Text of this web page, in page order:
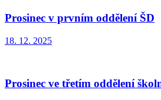
Prosinec v prvním oddělení ŠD
18. 12. 2025
Prosinec ve třetím oddělení